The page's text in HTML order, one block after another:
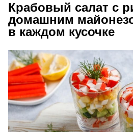
Крабовый салат с
домашним
в каждом кусочке